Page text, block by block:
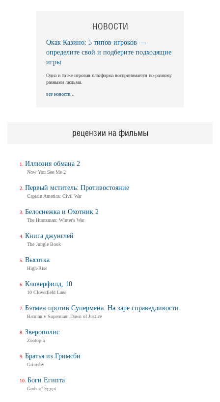
НОВОСТИ
Окак Казино: 5 типов игроков —
определите свой и подберите подходящие
игры
Одна и та же игровая платформа воспринимается по-разному
разными людьми.
все новости...
рецензии на фильмы
Иллюзия обмана 2
Now You See Me 2
Первый мститель: Противостояние
Captain America: Civil War
Белоснежка и Охотник 2
The Huntsman: Winter's War
Книга джунглей
The Jungle Book
Высотка
High-Rise
Кловерфилд, 10
10 Cloverfield Lane
Бэтмен против Супермена: На заре справедливости
Batman v Superman: Dawn of Justice
Зверополис
Zootopia
Братья из Гримсби
Grimsby
Боги Египта
Gods of Egypt